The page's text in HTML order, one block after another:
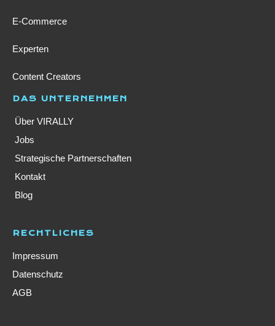
E-Commerce
Experten
Content Creators
DAS UNTERNEHMEN
Über VIRALLY
Jobs
Strategische Partnerschaften
Kontakt
Blog
RECHTLICHES
Impressum
Datenschutz
AGB